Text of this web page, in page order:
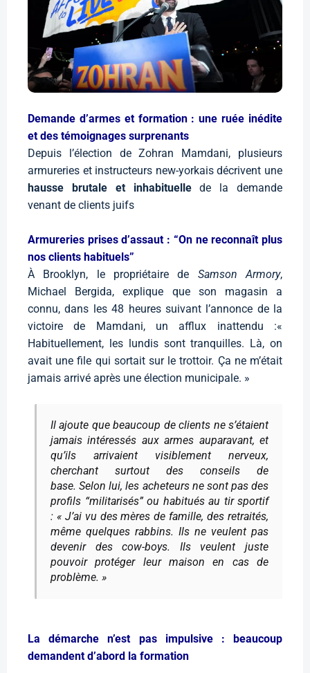
Demande d’armes et formation : une ruée inédite
et des témoignages surprenants
Depuis l’élection de Zohran Mamdani, plusieurs
armureries et instructeurs new-yorkais décrivent une
hausse brutale et inhabituellede la demande
venant de clients juifs
Armureries prises d’assaut : “On ne reconnaît plus
nos clients habituels”
À Brooklyn, le propriétaire de Samson Armory,
Michael Bergida, explique que son magasin a
connu, dans les 48 heures suivant l’annonce de la
victoire de Mamdani, un afflux inattendu :«
Habituellement, les lundis sont tranquilles. Là, on
avait une file qui sortait sur le trottoir. Ça ne m’était
jamais arrivé après une élection municipale. »
Il ajoute que beaucoup de clients ne s’étaient
jamais intéressés aux armes auparavant, et
qu’ils arrivaient visiblement nerveux,
cherchant surtout des conseils de
base. Selon lui, les acheteurs ne sont pas des
profils “militarisés” ou habitués au tir sportif
: « J’ai vu des mères de famille, des retraités,
même quelques rabbins. Ils ne veulent pas
devenir des cow-boys. Ils veulent juste
pouvoir protéger leur maison en cas de
problème. »
La démarche n’est pas impulsive : beaucoup
demandent d’abord la formation